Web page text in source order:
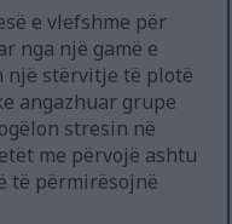
e vlefshme për
nga një gamë e
një stërvitje të plotë
angazhuar grupe
stresin në
me përvojë ashtu
të përmirësojnë